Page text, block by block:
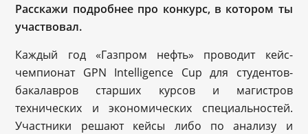
Расскажи подробнее про конкурс, в котором ты
участвовал.
Каждый год «Газпром нефть» проводит кейс-
чемпионат GPN Intelligence Cup для студентов-
бакалавров старших курсов и магистров
технических и экономических специальностей.
Участники решают кейсы либо по анализу и